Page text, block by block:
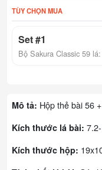
TÙY CHỌN MUA
Set #1
Bộ Sakura Classic 59 lá:
Mô tả: Hộp thẻ bài 56
Kích thước lá bài:
Kích thước hộp: